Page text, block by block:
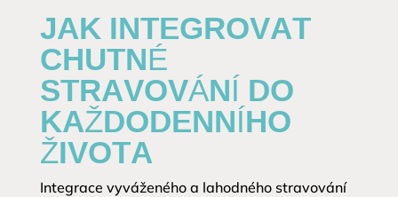
JAK INTEGROVAT
CHUTNÉ
STRAVOVÁNÍ DO
KAŽDODENNÍHO
ŽIVOTA
Integrace vyváženého a lahodného stravování